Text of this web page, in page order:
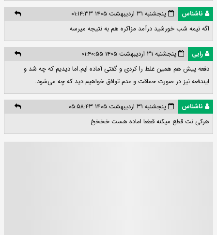
ناشناس
پنجشنبه ۳۱ اردیبهشت ۱۴۰۵ ۰۱:۱۴:۳۳
اگه نیمه شب خورشید درآمد مزاکره هم به نتیجه میرسه
رابی
پنجشنبه ۳۱ اردیبهشت ۱۴۰۵ ۰۱:۴۰:۵۵
دفعه پیش هم همین غلط را کردی و گفتی آماده ایم.اما دیدیم که چه شد و
ایندفعه نیز در صورت حماقت و عدم توافق خواهیم دید که چه می‌شود.
ناشناس
پنجشنبه ۳۱ اردیبهشت ۱۴۰۵ ۰۵:۵۸:۴۳
هرکی نت قطع میکنه قطعا اماده هست خخخخ